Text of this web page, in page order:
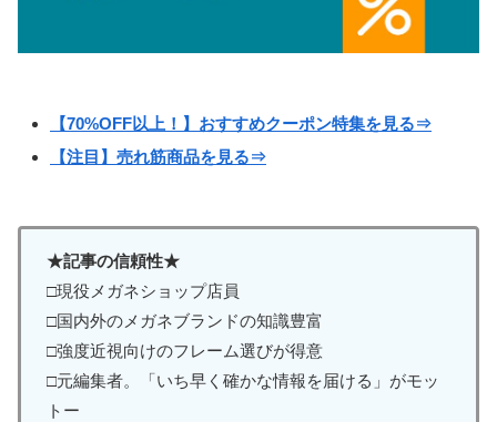
【70%OFF以上！】おすすめクーポン特集を見る⇒
【注目】売れ筋商品を見る⇒
★記事の信頼性★
□現役メガネショップ店員
□国内外のメガネブランドの知識豊富
□強度近視向けのフレーム選びが得意
□元編集者。「いち早く確かな情報を届ける」がモッ
トー